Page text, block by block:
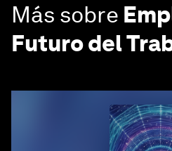
Más sobre
Futuro del